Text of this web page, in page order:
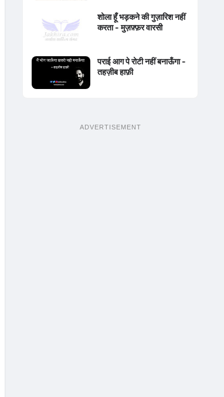
शोला हूँ भड़कने की गुज़ारिश नहीं
करता - मुज़फ़्फ़र वारसी
पराई आग पे रोटी नहीं बनाऊँगा -
तहज़ीब हाफ़ी
ADVERTISEMENT